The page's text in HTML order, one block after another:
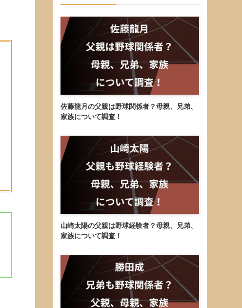
佐藤龍月の父親は野球関係者？母親、兄弟、
家族について調査！
山崎太陽の父親は野球経験者？母親、兄弟、
家族について調査！